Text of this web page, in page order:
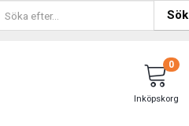
Sök
Inköpskorg
0